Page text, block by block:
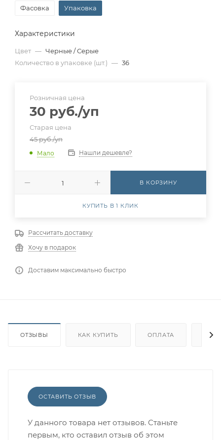
Фасовка
Упаковка
Характеристики
Цвет — Черные / Серые
Количество в упаковке (шт.) — 36
Розничная цена
30 руб./уп
Старая цена
45руб./уп
Мало Нашли дешевле?
В КОРЗИНУ
КУПИТЬ В 1 КЛИК
Рассчитать доставку
Хочу в подарок
Доставим максимально быстро
ОТЗЫВЫ КАК КУПИТЬ ОПЛАТА
ОСТАВИТЬ ОТЗЫВ
У данного товара нет отзывов. Станьте
первым, кто оставил отзыв об этом